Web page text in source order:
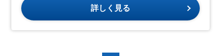
詳しく見る